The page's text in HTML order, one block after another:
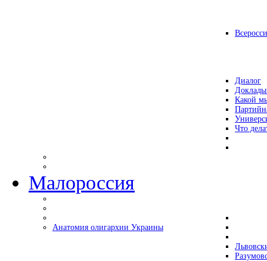
Диалог
Какой
Что
Малороссия
Анатомия олигархии Украины